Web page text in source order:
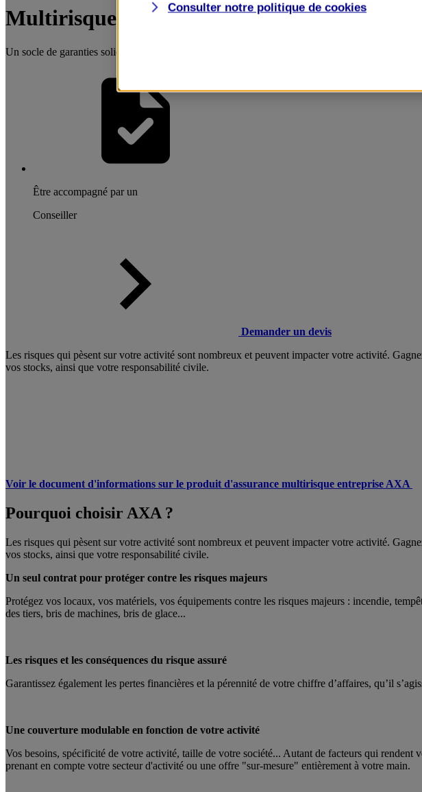
Multirisque Entreprise
Un socle de garanties solides pour entreprendre dans la sérénité
Être accompagné par un
Conseiller
Demander un devis
Les risques qui pèsent sur votre activité sont nombreux et peuvent impacter votre activité.
vos stocks, ainsi que votre responsabilité civile.
Voir le document d'informations sur le produit d'assurance multirisque entreprise AXA
Pourquoi choisir AXA ?
Les risques qui pèsent sur votre activité sont nombreux et peuvent impacter votre activité.
vos stocks, ainsi que votre responsabilité civile.
Un seul contrat pour protéger contre les risques majeurs
Protégez vos locaux, vos matériels, vos équipements contre les risques majeurs : incendie,
des tiers, bris de machines, bris de glace...
Les risques et les conséquences du risque assuré
Garantissez également les pertes financières et la pérennité de votre chiffre d’affaires, qu’il
Une couverture modulable en fonction de votre activité
Vos besoins, spécificité de votre activité, taille de votre société... Autant de facteurs qui
prenant en compte votre secteur d'activité ou une offre "sur-mesure" entièrement à votre main.
Consulter notre politique de cookies